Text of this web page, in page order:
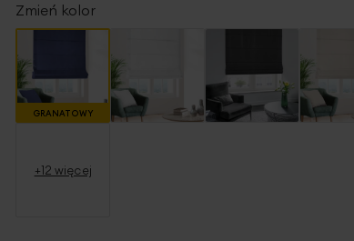
Zmień kolor
GRANATOWY
+12 więcej